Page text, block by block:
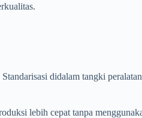
didalam tangki
lebih cepat tanpa